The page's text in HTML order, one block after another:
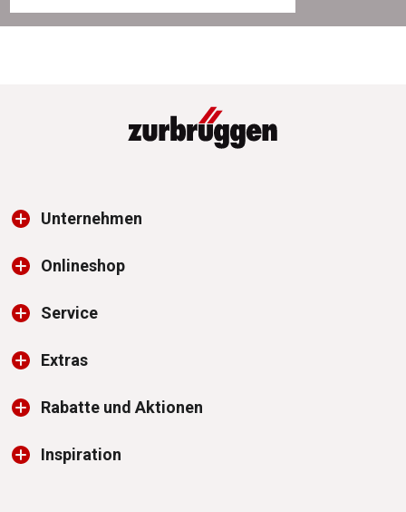
Unternehmen
Onlineshop
Service
Extras
Rabatte und Aktionen
Inspiration